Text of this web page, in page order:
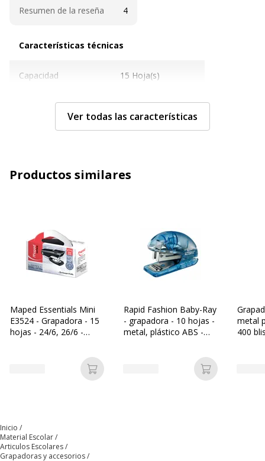
Resumen de la reseña 4
Características técnicas
Capacidad 15 Hoja(s)
Capacidad (mm) 300 mm
Características generales
Funciones
Cantidad incluida
Tipo de producto Grapadora
Datos de identificación
Marca
Referencia del
Ver todas las características
Productos similares
Maped Essentials Mini
E3524 - Grapadora - 15
hojas - 24/6, 26/6 -
Añadir a la cesta
Rapid Fashion Baby-Ray
- grapadora - 10 hojas -
metal, plástico ABS -
Añadir a la
metal
400
Inicio
Material Escolar
Articulos Escolares
Grapadoras y accesorios